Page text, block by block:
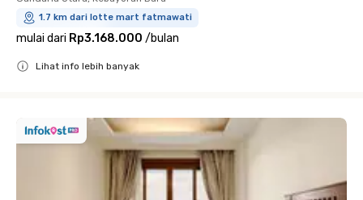
1.7 km dari lotte mart fatmawati
mulai dari Rp3.168.000 /bulan
Lihat info lebih banyak